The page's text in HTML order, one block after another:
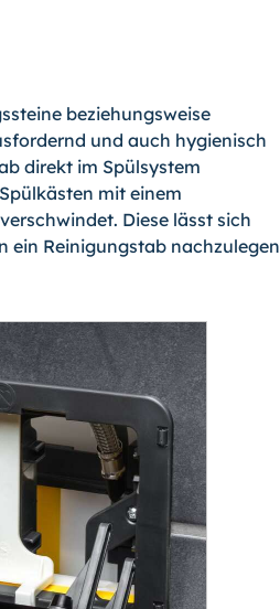
beziehungsweise
und auch hygienisch
direkt im Spülsystem
mit einem
Diese lässt sich
ein Reinigungstab nachzulegen